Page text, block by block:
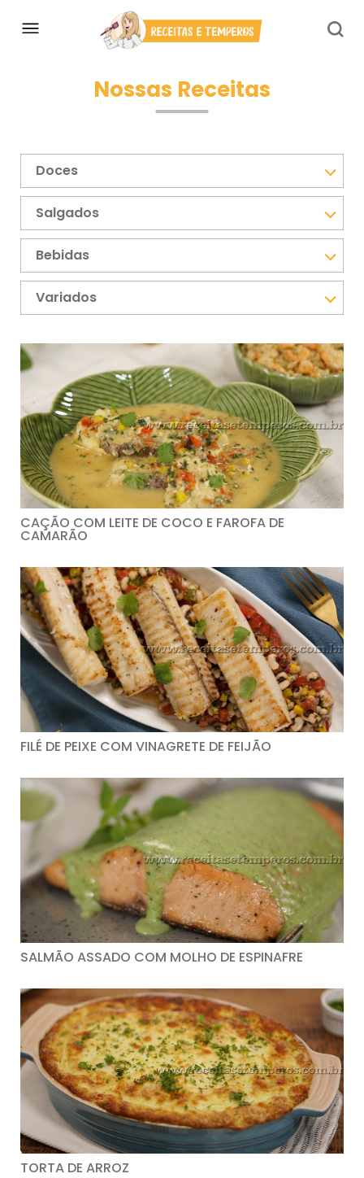
Nossas Receitas
Doces
Salgados
Bebidas
Variados
CAÇÃO COM LEITE DE COCO E FAROFA DE
CAMARÃO
FILÉ DE PEIXE COM VINAGRETE DE FEIJÃO
SALMÃO ASSADO COM MOLHO DE ESPINAFRE
TORTA DE ARROZ